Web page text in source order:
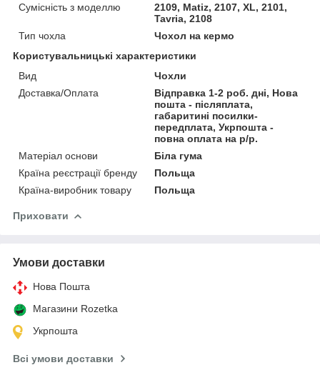
Сумісність з моделлю
2109, Matiz, 2107, XL, 2101,
Tavria, 2108
Тип чохла
Чохол на кермо
Користувальницькі характеристики
Вид
Чохли
Доставка/Оплата
Відправка 1-2 роб. дні, Нова
пошта - післяплата,
габаритині посилки-
передплата, Укрпошта -
повна оплата на р/р.
Матеріал основи
Біла гума
Країна реєстрації бренду
Польща
Країна-виробник товару
Польща
Приховати
Умови доставки
Нова Пошта
Магазини Rozetka
Укрпошта
Всі умови доставки